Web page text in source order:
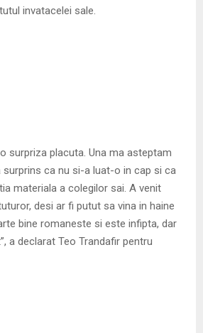
invatacelei sale.
surpriza placuta. Una ma asteptam
ca nu si-a luat-o in cap si ca
materiala a colegilor sai. A venit
desi ar fi putut sa vina in haine
bine romaneste si este infipta, dar
a declarat Teo Trandafir pentru